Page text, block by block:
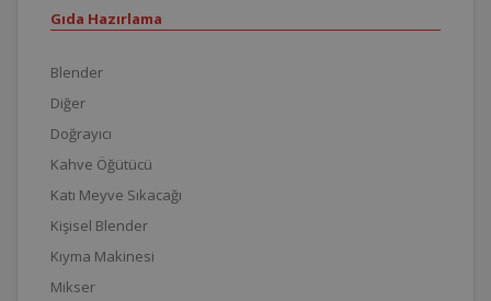
Gıda Hazırlama
Blender
Diğer
Doğrayıcı
Kahve Öğütücü
Katı Meyve Sıkacağı
Kişisel Blender
Kıyma Makinesi
Mikser